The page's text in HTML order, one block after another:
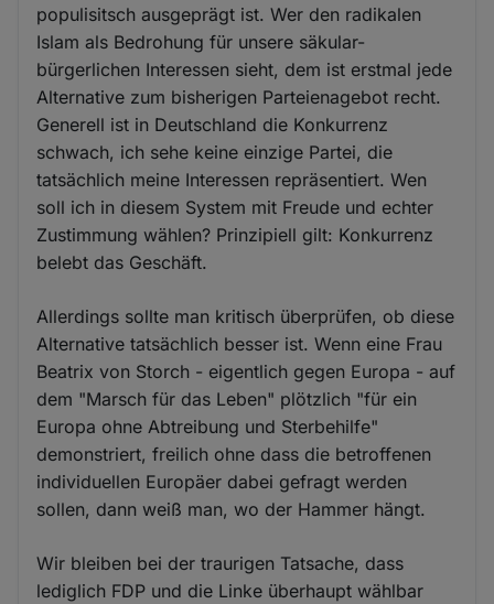
populisitsch ausgeprägt ist. Wer den radikalen
Islam als Bedrohung für unsere säkular-
bürgerlichen Interessen sieht, dem ist erstmal jede
Alternative zum bisherigen Parteienagebot recht.
Generell ist in Deutschland die Konkurrenz
schwach, ich sehe keine einzige Partei, die
tatsächlich meine Interessen repräsentiert. Wen
soll ich in diesem System mit Freude und echter
Zustimmung wählen? Prinzipiell gilt: Konkurrenz
belebt das Geschäft.
Allerdings sollte man kritisch überprüfen, ob diese
Alternative tatsächlich besser ist. Wenn eine Frau
Beatrix von Storch - eigentlich gegen Europa - auf
dem "Marsch für das Leben" plötzlich "für ein
Europa ohne Abtreibung und Sterbehilfe"
demonstriert, freilich ohne dass die betroffenen
individuellen Europäer dabei gefragt werden
sollen, dann weiß man, wo der Hammer hängt.
Wir bleiben bei der traurigen Tatsache, dass
lediglich FDP und die Linke überhaupt wählbar